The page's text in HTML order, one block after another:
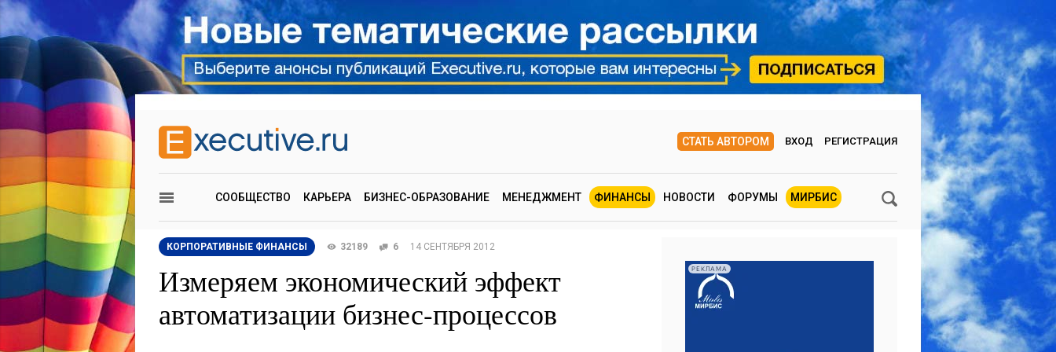
СТАТЬ АВТОРОМ ВХОД РЕГИСТРАЦИЯ
СООБЩЕСТВО КАРЬЕРА БИЗНЕС-ОБРАЗОВАНИЕ МЕНЕДЖМЕНТ ФИНАНСЫ НОВОСТИ ФОРУМЫ МИРБИС
КОРПОРАТИВНЫЕ ФИНАНСЫ 32189 6 14 СЕНТЯБРЯ 2012
Измеряем экономический эффект
автоматизации бизнес-процессов
РЕКЛАМА